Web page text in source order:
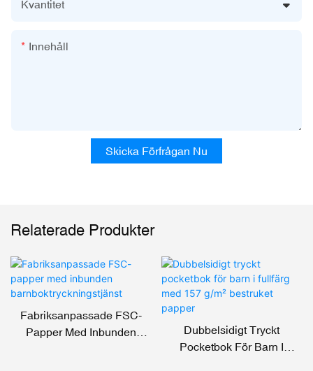
Kvantitet
Innehåll
Skicka Förfrågan Nu
Relaterade Produkter
Fabriksanpassade FSC-
Papper Med Inbunden
Dubbelsidigt Tryckt
Pocketbok För Barn I